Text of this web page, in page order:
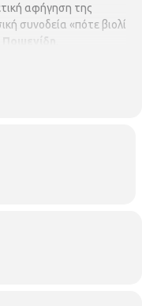
αφήγηση της
συνοδεία «πότε βιολί